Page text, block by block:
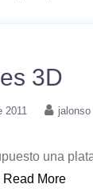
3D
2011 jalonso
una
Read More